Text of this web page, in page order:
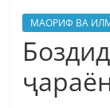
МАОРИФ ВА